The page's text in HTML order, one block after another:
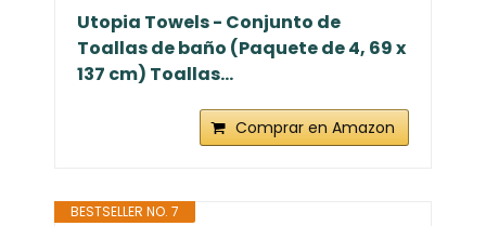
Utopia Towels - Conjunto de
Toallas de baño (Paquete de 4, 69 x
137 cm) Toallas...
Comprar en Amazon
BESTSELLER NO. 7